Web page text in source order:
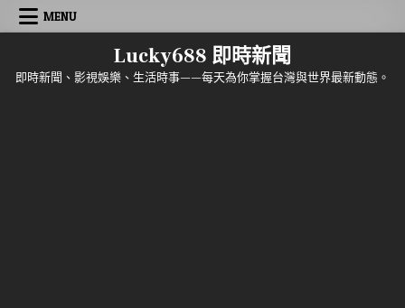
Skip to content
MENU
Lucky688 即時新聞
即時新聞、影視娛樂、生活時事——每天為你掌握台灣與世界最新動態。